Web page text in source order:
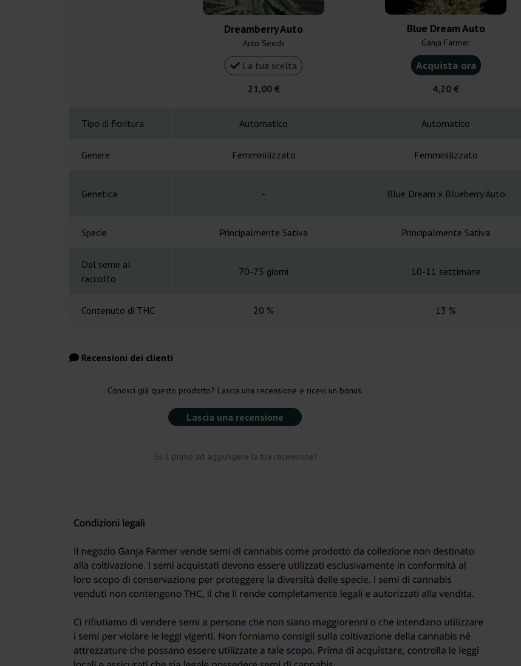
Dreamberry Auto
Auto Seeds
La tua scelta
21,00 €
Blue Dream Auto
Ganja Farmer
Acquista ora
4,20 €
Tipo di fioritura Automatico Automatico
Genere Femminilizzato Femminilizzato
Genetica - Blue Dream x Blueberry Auto
Specie Principalmente Sativa Principalmente Sativa
Dal seme al
raccolto
70-75 giorni 10-11 settimane
Contenuto di THC 20 % 13 %
Recensioni dei clienti
Conosci già questo prodotto? Lascia una recensione e ricevi un bonus.
Lascia una recensione
Sii il primo ad aggiungere la tua recensione!